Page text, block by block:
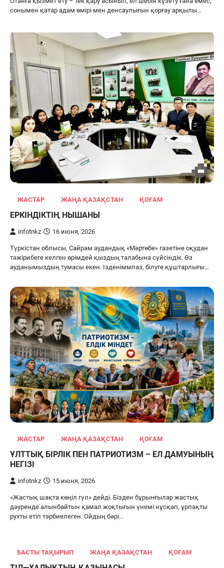
сонымен қатар адам өмірі мен денсаулығын қорғау арқылы…
ЖАСТАР ЖАҢА ҚАЗАҚСТАН ҚОҒАМ
ЕРКІНДІКТІҢ НЫШАНЫ
infotnkz 16 июня, 2026
Түркістан облысы, Сайрам аудандық «Мәртөбе» газетіне оқудан
тәжірибеге келген өрімдей қыздың талабына сүйсіндік. Өз
ауданымыздың тумасы екен. Ізденіммпаз, білуге құштарлығы…
ЖАСТАР ЖАҢА ҚАЗАҚСТАН ҚОҒАМ
ҰЛТТЫҚ БІРЛІК ПЕН ПАТРИОТИЗМ – ЕЛ ДАМУЫНЫҢ
НЕГІЗІ
infotnkz 15 июня, 2026
«Жастық шақта көңіл гүл» дейді. Бізден бұрынғылар жастық
дәуренде алынбайтын қамал жоқтығын үнемі нұсқап, ұрпақты
рухты етіп тәрбиелеген. Ойдың бәрі…
БАСТЫ ТАҚЫРЫП ЖАҢА ҚАЗАҚСТАН ҚОҒАМ